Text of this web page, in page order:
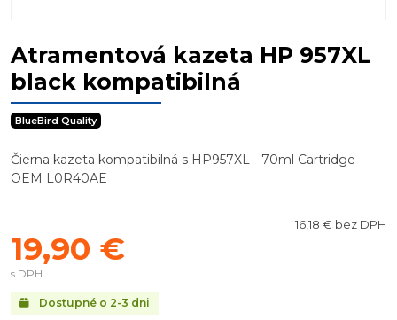
Atramentová kazeta HP 957XL
black kompatibilná
BlueBird Quality
Čierna kazeta kompatibilná s HP957XL - 70ml Cartridge
OEM L0R40AE
Dostupné o 2-3 dni
16,18 € bez DPH
19,90 €
s DPH